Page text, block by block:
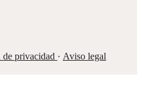
de privacidad · Aviso legal